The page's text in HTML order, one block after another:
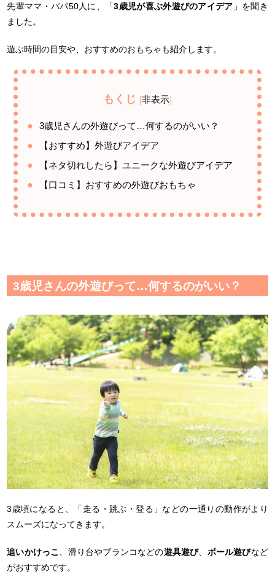
先輩ママ・パパ50人に、「3歳児が喜ぶ外遊びのアイデア 」を聞き
ました。
遊ぶ時間の目安や、おすすめのおもちゃも紹介します。
もくじ [非表示]
3歳児さんの外遊びって…何するのがいい？
【おすすめ】外遊びアイデア
【ネタ切れしたら】ユニークな外遊びアイデア
【口コミ】おすすめの外遊びおもちゃ
3歳児さんの外遊びって…何するのがいい？
3歳頃になると、「走る・跳ぶ・登る」などの一通りの動作がより
スムーズになってきます。
追いかけっこ 、滑り台やブランコなどの遊具遊び、 ボール遊びなど
がおすすめです。